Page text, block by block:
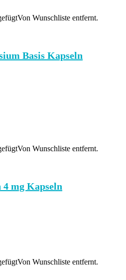
Von Wunschliste entfernt.
Basis Kapseln
Von Wunschliste entfernt.
mg Kapseln
Von Wunschliste entfernt.